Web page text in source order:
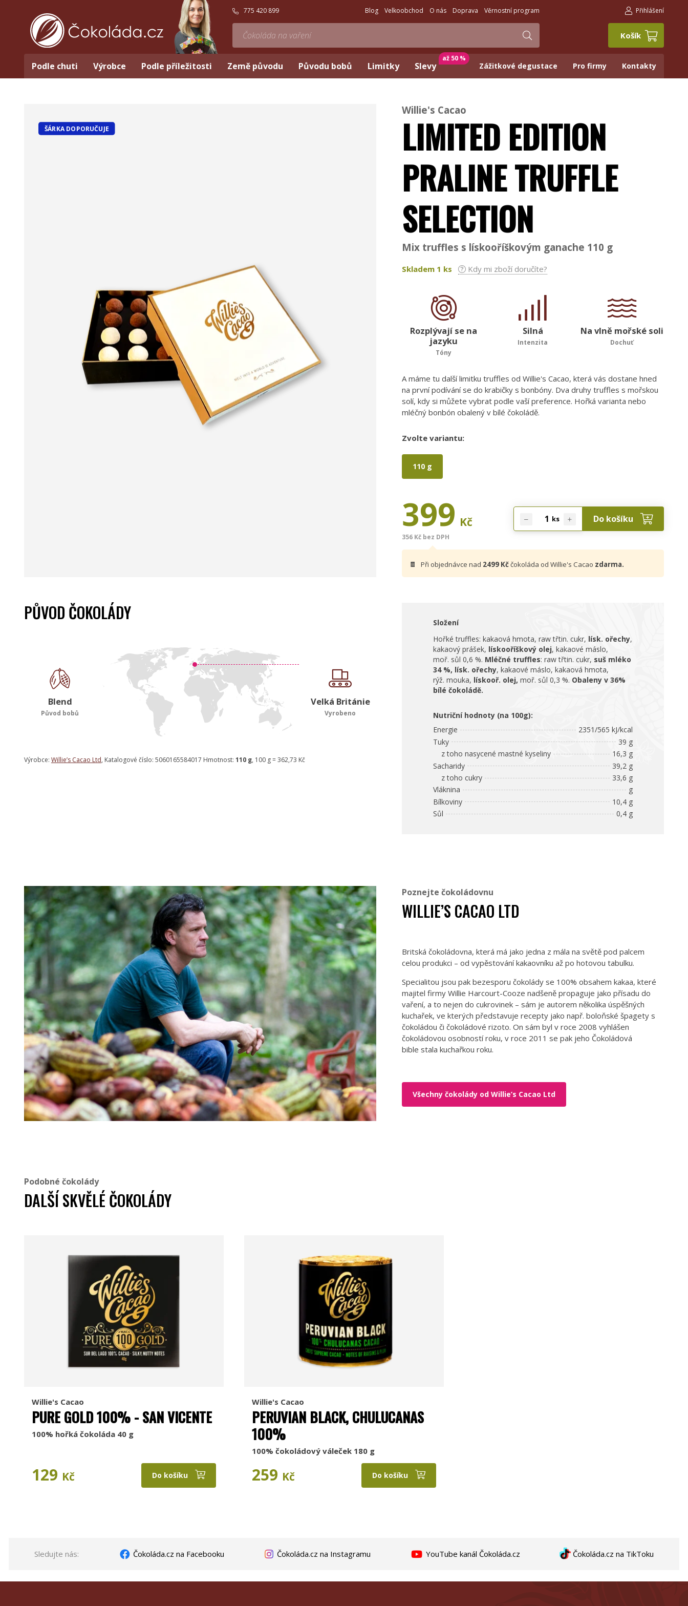
775 420 899 Blog Velkoobchod O nás Doprava Věrnostní program Přihlášení
Košík
Podle chuti Výrobce Podle příležitosti Země původu Původu bobů Limitky Slevy
až 50 %
Zážitkové degustace Pro firmy Kontakty
ŠÁRKA DOPORUČUJE
Willie's Cacao
LIMITED EDITION
PRALINE TRUFFLE
SELECTION
Mix truffles s lískooříškovým ganache 110 g
Skladem 1 ks Kdy mi zboží doručíte?
Rozplývají se na
jazyku
Tóny
Silná
Intenzita
Na vlně mořské soli
Dochuť
A máme tu další limitku truffles od Willie's Cacao, která vás dostane hned
na první podívání se do krabičky s bonbóny. Dva druhy truffles s mořskou
solí, kdy si můžete vybrat podle vaší preference. Hořká varianta nebo
mléčný bonbón obalený v bílé čokoládě.
Zvolte variantu:
110 g
399 Kč
356 Kč bez DPH
ks Do košíku
🍫 Při objednávce nad 2499 Kččokoláda od Willie's Cacao zdarma.
PŮVOD ČOKOLÁDY
Blend
Původ bobů
Velká Británie
Vyrobeno
Výrobce: Willie’s Cacao Ltd, Katalogové číslo: 5060165584017 Hmotnost: 110 g, 100 g = 362,73 Kč
Složení
Hořké truffles: kakaová hmota, raw třtin. cukr, lísk. ořechy,
kakaový prášek, lískooříškový olej, kakaové máslo,
moř. sůl 0,6 %. Mléčné truffles: raw třtin. cukr, suš mléko
34 %, lísk. ořechy, kakaové máslo, kakaová hmota,
rýž. mouka, lískooř. olej, moř. sůl 0,3 %. Obaleny v 36%
bílé čokoládě.
Nutriční hodnoty (na 100g):
Energie
2351/565 kJ/kcal
Tuky
39 g
z toho nasycené mastné kyseliny
16,3 g
Sacharidy
39,2 g
z toho cukry
33,6 g
Vláknina
g
Bílkoviny
10,4 g
Sůl
0,4 g
Poznejte čokoládovnu
WILLIE’S CACAO LTD
Britská čokoládovna, která má jako jedna z mála na světě pod palcem
celou produkci – od vypěstování kakaovníku až po hotovou tabulku.
Specialitou jsou pak bezesporu čokolády se 100% obsahem kakaa, které
majitel firmy Willie Harcourt-Cooze nadšeně propaguje jako přísadu do
vaření, a to nejen do cukrovinek – sám je autorem několika úspěšných
kuchařek, ve kterých představuje recepty jako např. boloňské špagety s
čokoládou či čokoládové rizoto. On sám byl v roce 2008 vyhlášen
čokoládovou osobností roku, v roce 2011 se pak jeho Čokoládová
bible stala kuchařkou roku.
Všechny čokolády od Willie’s Cacao Ltd
Podobné čokolády
DALŠÍ SKVĚLÉ ČOKOLÁDY
Willie's Cacao
PURE GOLD 100% - SAN VICENTE
100% hořká čokoláda 40 g
129 Kč Do košíku
Willie's Cacao
PERUVIAN BLACK, CHULUCANAS
100%
100% čokoládový váleček 180 g
259 Kč Do košíku
Sledujte nás: Čokoláda.cz na Facebooku Čokoláda.cz na Instagramu YouTube kanál Čokoláda.cz Čokoláda.cz na TikToku